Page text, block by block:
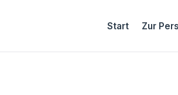
Start Zur